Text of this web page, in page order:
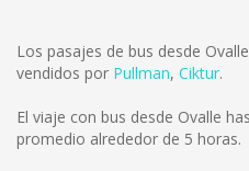
Los pasajes de bus desde
vendidos por Pullman, Ciktur.
El viaje con bus desde Ovalle
promedio alrededor de 5 horas.